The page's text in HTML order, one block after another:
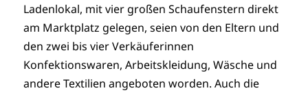
Ladenlokal, mit vier großen Schaufenstern direkt
am Marktplatz gelegen, seien von den Eltern und
den zwei bis vier Verkäuferinnen
Konfektionswaren, Arbeitskleidung, Wäsche und
andere Textilien angeboten worden. Auch die